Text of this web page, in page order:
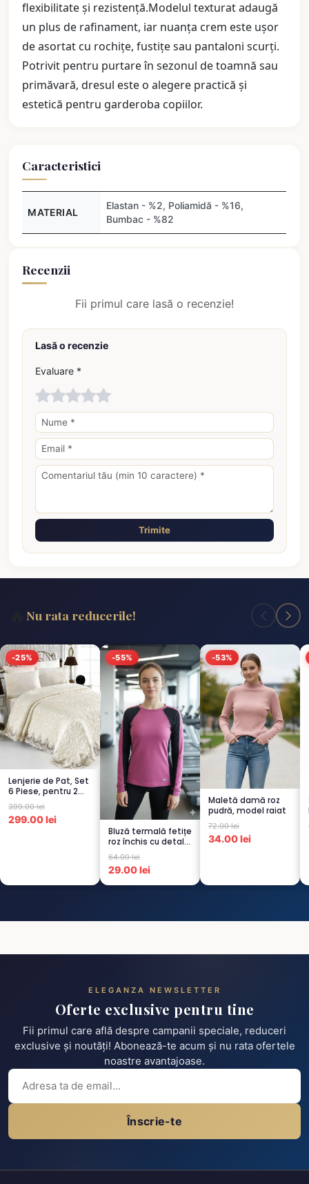
flexibilitate și rezistență.Modelul texturat adaugă
un plus de rafinament, iar nuanța crem este ușor
de asortat cu rochițe, fustițe sau pantaloni scurți.
Potrivit pentru purtare în sezonul de toamnă sau
primăvară, dresul este o alegere practică și
estetică pentru garderoba copiilor.
Caracteristici
MATERIAL
Elastan - %2, Poliamidă - %16,
Bumbac - %82
Recenzii
Fii primul care lasă o recenzie!
Lasă o recenzie
Evaluare *
Trimite
Nu rata reducerile!
-25%
Lenjerie de Pat, Set
6 Piese, pentru 2
persoana, CREM-
4...
399.00 lei
299.00 lei
-55%
Bluză termală fetițe
roz închis cu detalii
negre, cu pu...
64.00 lei
29.00 lei
-53%
Maletă damă roz
pudră, model raiat
72.00 lei
34.00 lei
ELEGANZA NEWSLETTER
Oferte exclusive pentru tine
Fii primul care află despre campanii speciale, reduceri
exclusive și noutăți! Abonează-te acum și nu rata ofertele
noastre avantajoase.
Înscrie-te